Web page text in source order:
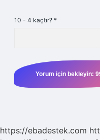
10 - 4 kaçtır? *
https://ebadestek.com